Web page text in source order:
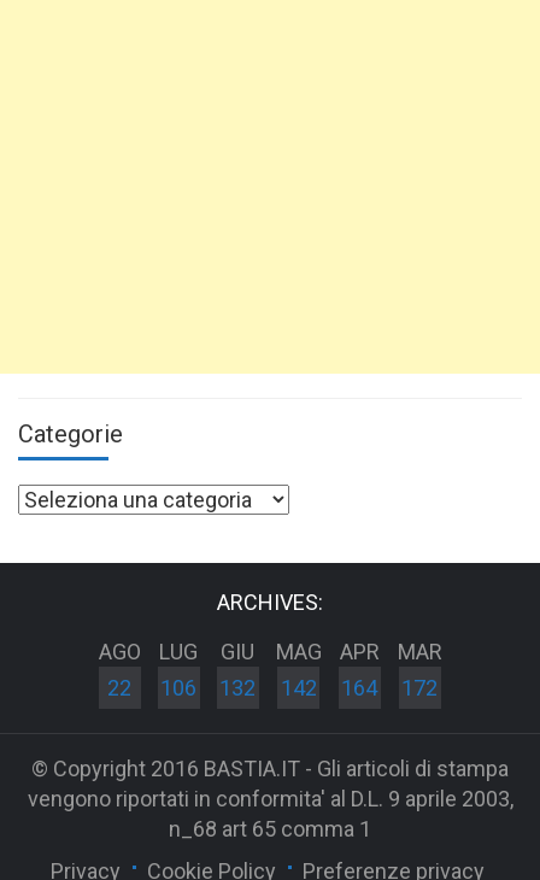
Categorie
Categorie
ARCHIVES:
AGO
22
LUG
106
GIU
132
MAG
142
APR
164
MAR
172
© Copyright 2016 BASTIA.IT - Gli articoli di stampa
vengono riportati in conformita' al D.L. 9 aprile 2003,
n_68 art 65 comma 1
Privacy
Cookie Policy Preferenze privacy